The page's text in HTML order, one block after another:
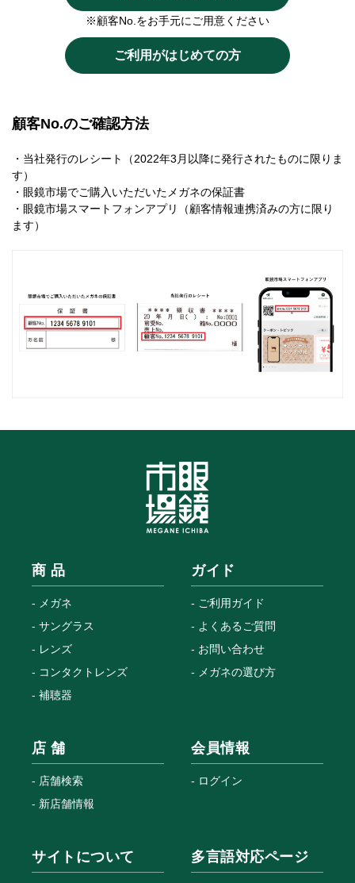
※顧客No.をお手元にご用意ください
ご利用がはじめての方
顧客No.のご確認方法
・当社発行のレシート（2022年3月以降に発行されたものに限りま
す）
・眼鏡市場でご購入いただいたメガネの保証書
・眼鏡市場スマートフォンアプリ（顧客情報連携済みの方に限り
ます）
商 品
メガネ
サングラス
レンズ
コンタクトレンズ
補聴器
ガイド
ご利用ガイド
よくあるご質問
お問い合わせ
メガネの選び方
店 舗
店舗検索
新店舗情報
会員情報
ログイン
サイトについて 多言語対応ページ